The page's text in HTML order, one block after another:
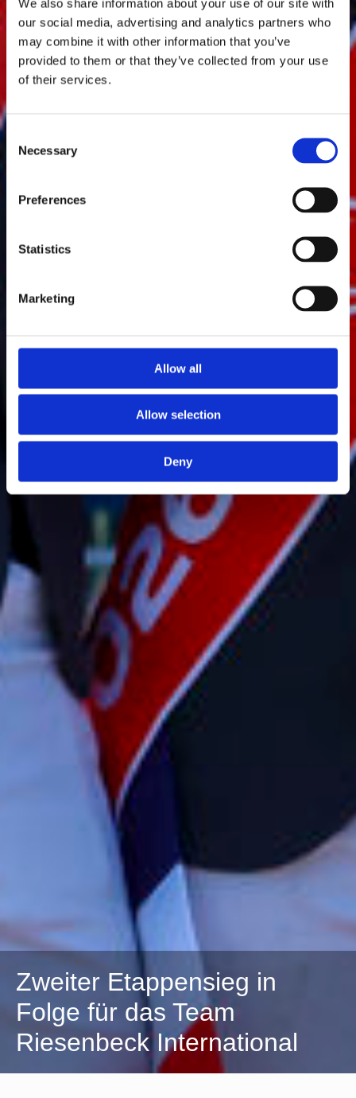
We also share information about your use of our site with
our social media, advertising and analytics partners who
may combine it with other information that you’ve
provided to them or that they’ve collected from your use
of their services.
Selection
Necessary
Preferences
Statistics
Marketing
Allow all
Allow selection
Deny
Zweiter Etappensieg in
Folge für das Team
Riesenbeck International